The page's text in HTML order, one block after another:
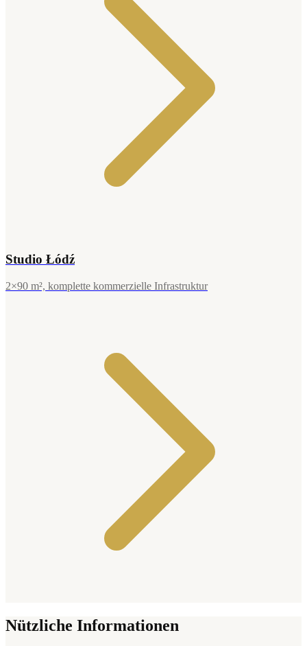
Studio Łódź
2×90 m², komplette kommerzielle Infrastruktur
Nützliche Informationen